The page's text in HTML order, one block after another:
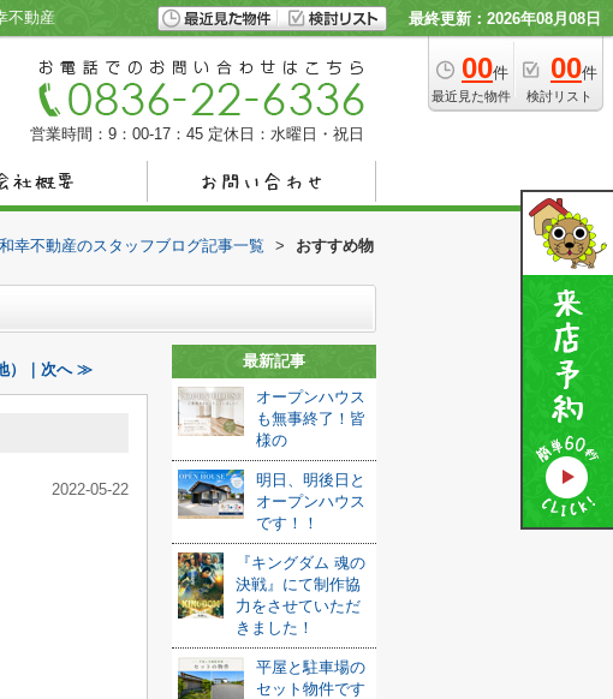
不動産 最終更新：2026年08月08日
00件
最近見た物件
00件
検討リスト
営業時間：9：00-17：45 定休日：水曜日・祝日
幸不動産のスタッフブログ記事一覧 >
おすすめ物
）｜次へ ≫
2022-05-22
最新記事
オープンハウス
も無事終了！皆
様の
明日、明後日と
オープンハウス
です！！
『キングダム 魂の
決戦』にて制作協
力をさせていただ
きました！
平屋と駐車場の
セット物件です